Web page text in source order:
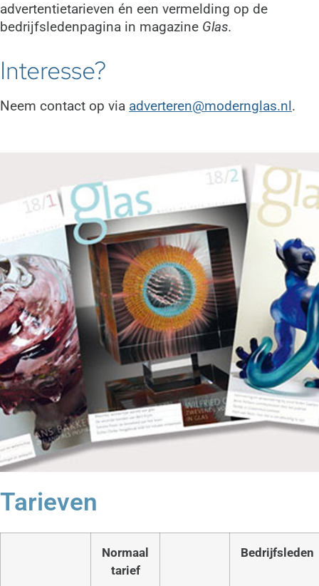
advertentietarieven én een vermelding op de
bedrijfsledenpagina in magazine Glas.
Interesse?
Neem contact op via adverteren@modernglas.nl.
Tarieven
Normaal
tarief
Bedrijfsleden